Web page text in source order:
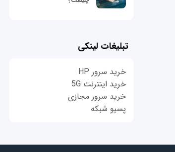
تبلیغات لینکی
خرید سرور HP
خرید اینترنت 5G
خرید سرور مجازی
پسیو شبکه